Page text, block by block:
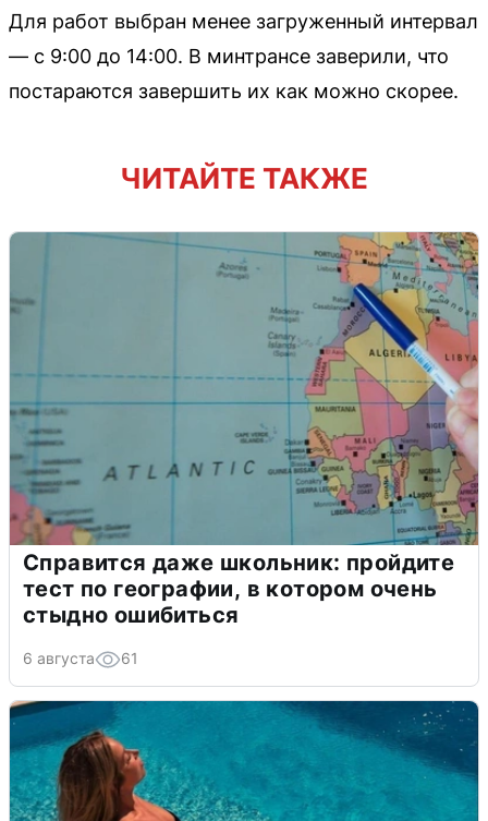
Для работ выбран менее загруженный интервал
— с 9:00 до 14:00. В минтрансе заверили, что
постараются завершить их как можно скорее.
ЧИТАЙТЕ ТАКЖЕ
Справится даже школьник: пройдите
тест по географии, в котором очень
стыдно ошибиться
6 августа 61